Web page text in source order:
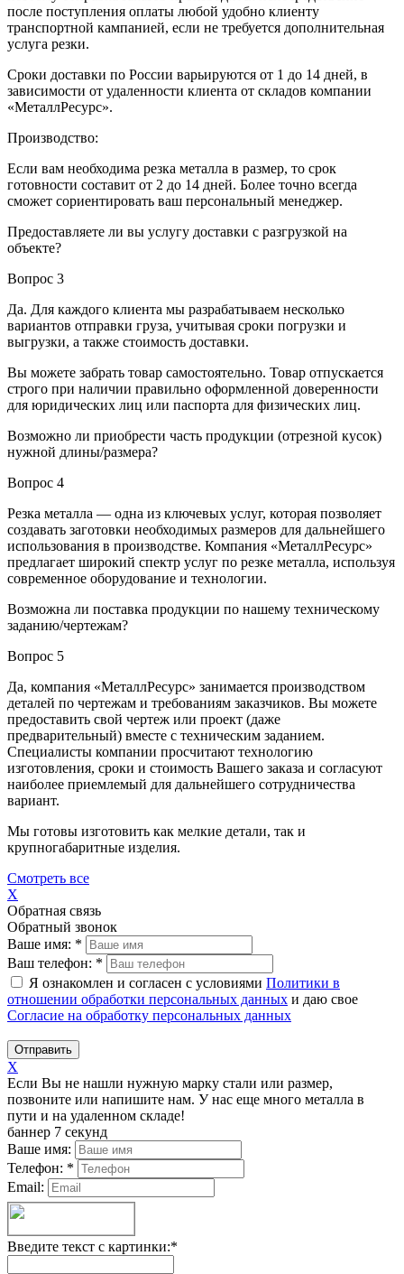
после поступления оплаты любой удобно клиенту
транспортной кампанией, если не требуется дополнительная
услуга резки.
Сроки доставки по России варьируются от 1 до 14 дней, в
зависимости от удаленности клиента от складов компании
«МеталлРесурс».
Производство:
Если вам необходима резка металла в размер, то срок
готовности составит от 2 до 14 дней. Более точно всегда
сможет сориентировать ваш персональный менеджер.
Предоставляете ли вы услугу доставки с разгрузкой на
объекте?
Вопрос 3
Да. Для каждого клиента мы разрабатываем несколько
вариантов отправки груза, учитывая сроки погрузки и
выгрузки, а также стоимость доставки.
Вы можете забрать товар самостоятельно. Товар отпускается
строго при наличии правильно оформленной доверенности
для юридических лиц или паспорта для физических лиц.
Возможно ли приобрести часть продукции (отрезной кусок)
нужной длины/размера?
Вопрос 4
Резка металла — одна из ключевых услуг, которая позволяет
создавать заготовки необходимых размеров для дальнейшего
использования в производстве. Компания «МеталлРесурс»
предлагает широкий спектр услуг по резке металла, используя
современное оборудование и технологии.
Возможна ли поставка продукции по нашему техническому
заданию/чертежам?
Вопрос 5
Да, компания «МеталлРесурс» занимается производством
деталей по чертежам и требованиям заказчиков. Вы можете
предоставить свой чертеж или проект (даже
предварительный) вместе с техническим заданием.
Специалисты компании просчитают технологию
изготовления, сроки и стоимость Вашего заказа и согласуют
наиболее приемлемый для дальнейшего сотрудничества
вариант.
Мы готовы изготовить как мелкие детали, так и
крупногабаритные изделия.
Смотреть все
X
Обратная связь
Обратный звонок
Ваше имя: *
Ваш телефон: *
Я ознакомлен и согласен с условиями Политики в
отношении обработки персональных данных и даю свое
Согласие на обработку персональных данных
Отправить
X
Если Вы не нашли нужную марку стали или размер,
позвоните или напишите нам. У нас еще много металла в
пути и на удаленном складе!
баннер 7 секунд
Ваше имя:
Телефон: *
Email:
Введите текст с картинки:*